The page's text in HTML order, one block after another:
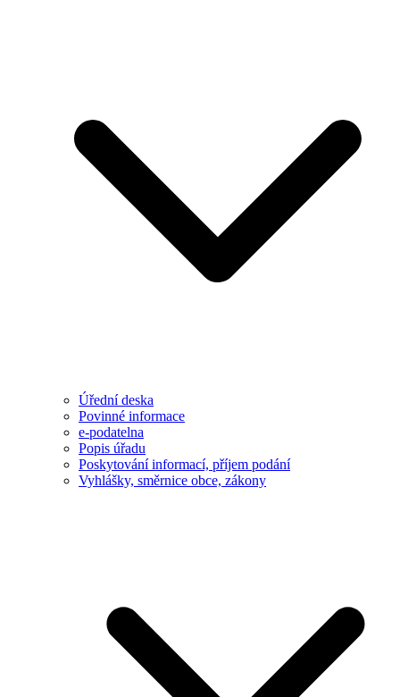
Úřední deska
Povinné informace
e-podatelna
Popis úřadu
Poskytování informací, příjem podání
Vyhlášky, směrnice obce, zákony